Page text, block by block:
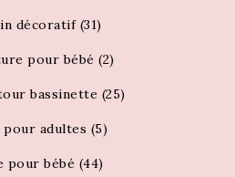
décoratif (31)
pour bébé (2)
bassinette (25)
adultes (5)
pour bébé (44)